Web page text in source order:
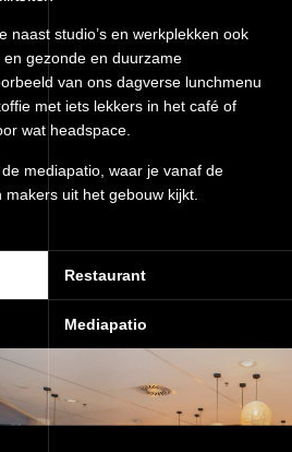
naast studio’s en werkplekken ook
gezonde en duurzame
van ons dagverse lunchmenu
met iets lekkers in het café of
wat headspace.
mediapatio, waar je vanaf de
uit het gebouw kijkt.
Restaurant
Mediapatio